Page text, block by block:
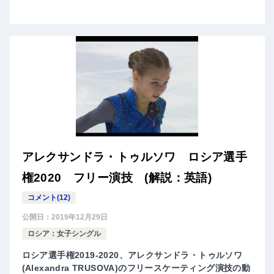
アレクサンドラ・トゥルソワ ロシア選手
権2020 フリー演技 (解説：英語)
コメント(12)
公開日： 2019年12月29日
ロシア：女子シングル
ロシア選手権2019-2020、アレクサンドラ・トゥルソワ
(Alexandra TRUSOVA)のフリースケーティング演技の動